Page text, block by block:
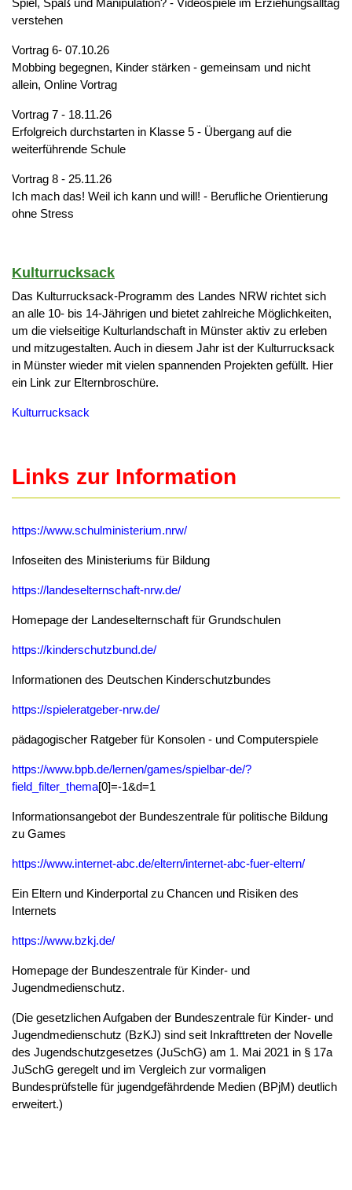
Spiel, Spaß und Manipulation? - Videospiele im Erziehungsalltag
verstehen
Vortrag 6- 07.10.26
Mobbing begegnen, Kinder stärken - gemeinsam und nicht
allein, Online Vortrag
Vortrag 7 - 18.11.26
Erfolgreich durchstarten in Klasse 5 - Übergang auf die
weiterführende Schule
Vortrag 8 - 25.11.26
Ich mach das! Weil ich kann und will! - Berufliche Orientierung
ohne Stress
Kulturrucksack
Das Kulturrucksack-Programm des Landes NRW richtet sich
an alle 10- bis 14-Jährigen und bietet zahlreiche Möglichkeiten,
um die vielseitige Kulturlandschaft in Münster aktiv zu erleben
und mitzugestalten. Auch in diesem Jahr ist der Kulturrucksack
in Münster wieder mit vielen spannenden Projekten gefüllt. Hier
ein Link zur Elternbroschüre.
Kulturrucksack
Links zur Information
https://www.schulministerium.nrw/
Infoseiten des Ministeriums für Bildung
https://landeselternschaft-nrw.de/
Homepage der Landeselternschaft für Grundschulen
https://kinderschutzbund.de/
Informationen des Deutschen Kinderschutzbundes
https://spieleratgeber-nrw.de/
pädagogischer Ratgeber für Konsolen - und Computerspiele
https://www.bpb.de/lernen/games/spielbar-de/?
field_filter_thema[0]=-1&d=1
Informationsangebot der Bundeszentrale für politische Bildung
zu Games
https://www.internet-abc.de/eltern/internet-abc-fuer-eltern/
Ein Eltern und Kinderportal zu Chancen und Risiken des
Internets
https://www.bzkj.de/
Homepage der Bundeszentrale für Kinder- und
Jugendmedienschutz.
(Die gesetzlichen Aufgaben der Bundeszentrale für Kinder- und
Jugendmedienschutz (BzKJ) sind seit Inkrafttreten der Novelle
des Jugendschutzgesetzes (JuSchG) am 1. Mai 2021 in § 17a
JuSchG geregelt und im Vergleich zur vormaligen
Bundesprüfstelle für jugendgefährdende Medien (BPjM) deutlich
erweitert.)